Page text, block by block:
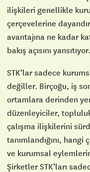
ilişkileri genellikle
çerçevelerine
avantajına ne kadar
bakış açısını yansıtıyor.
STK’lar sadece
değiller. Birçoğu, iş
ortamlara derinden
düzenleyiciler,
çalışma ilişkilerini
tanımlandığını, hangi
ve kurumsal
Şirketler STK’ları